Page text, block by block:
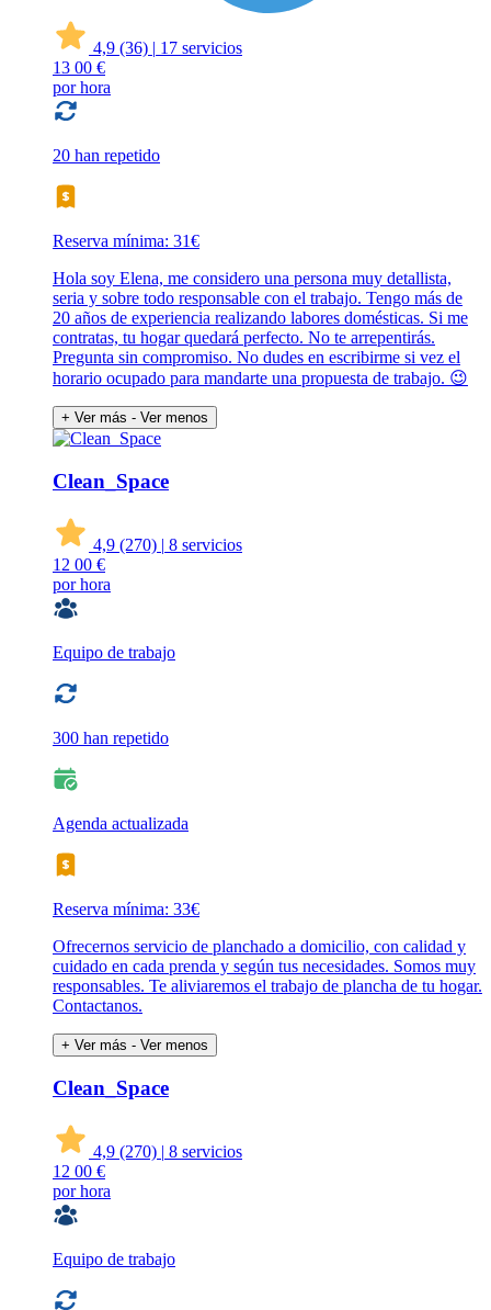
4,9 (36) | 17 servicios
13 00 €
por hora
20 han repetido
Reserva mínima: 31€
Hola soy Elena, me considero una persona muy detallista,
seria y sobre todo responsable con el trabajo. Tengo más de
20 años de experiencia realizando labores domésticas. Si me
contratas, tu hogar quedará perfecto. No te arrepentirás.
Pregunta sin compromiso. No dudes en escribirme si vez el
horario ocupado para mandarte una propuesta de trabajo. 😉
+ Ver más - Ver menos
Clean_Space
4,9 (270) | 8 servicios
12 00 €
por hora
Equipo de trabajo
300 han repetido
Agenda actualizada
Reserva mínima: 33€
Ofrecernos servicio de planchado a domicilio, con calidad y
cuidado en cada prenda y según tus necesidades. Somos muy
responsables. Te aliviaremos el trabajo de plancha de tu hogar.
Contactanos.
+ Ver más - Ver menos
Clean_Space
4,9 (270) | 8 servicios
12 00 €
por hora
Equipo de trabajo